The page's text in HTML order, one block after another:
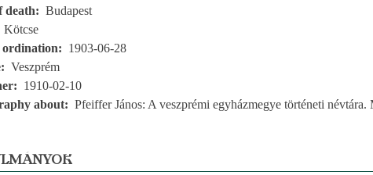
death
Budapest
Kötcse
ordination
1903-06-28
Veszprém
1910-02-10
about
Pfeiffer János: A veszprémi egyházmegye történeti